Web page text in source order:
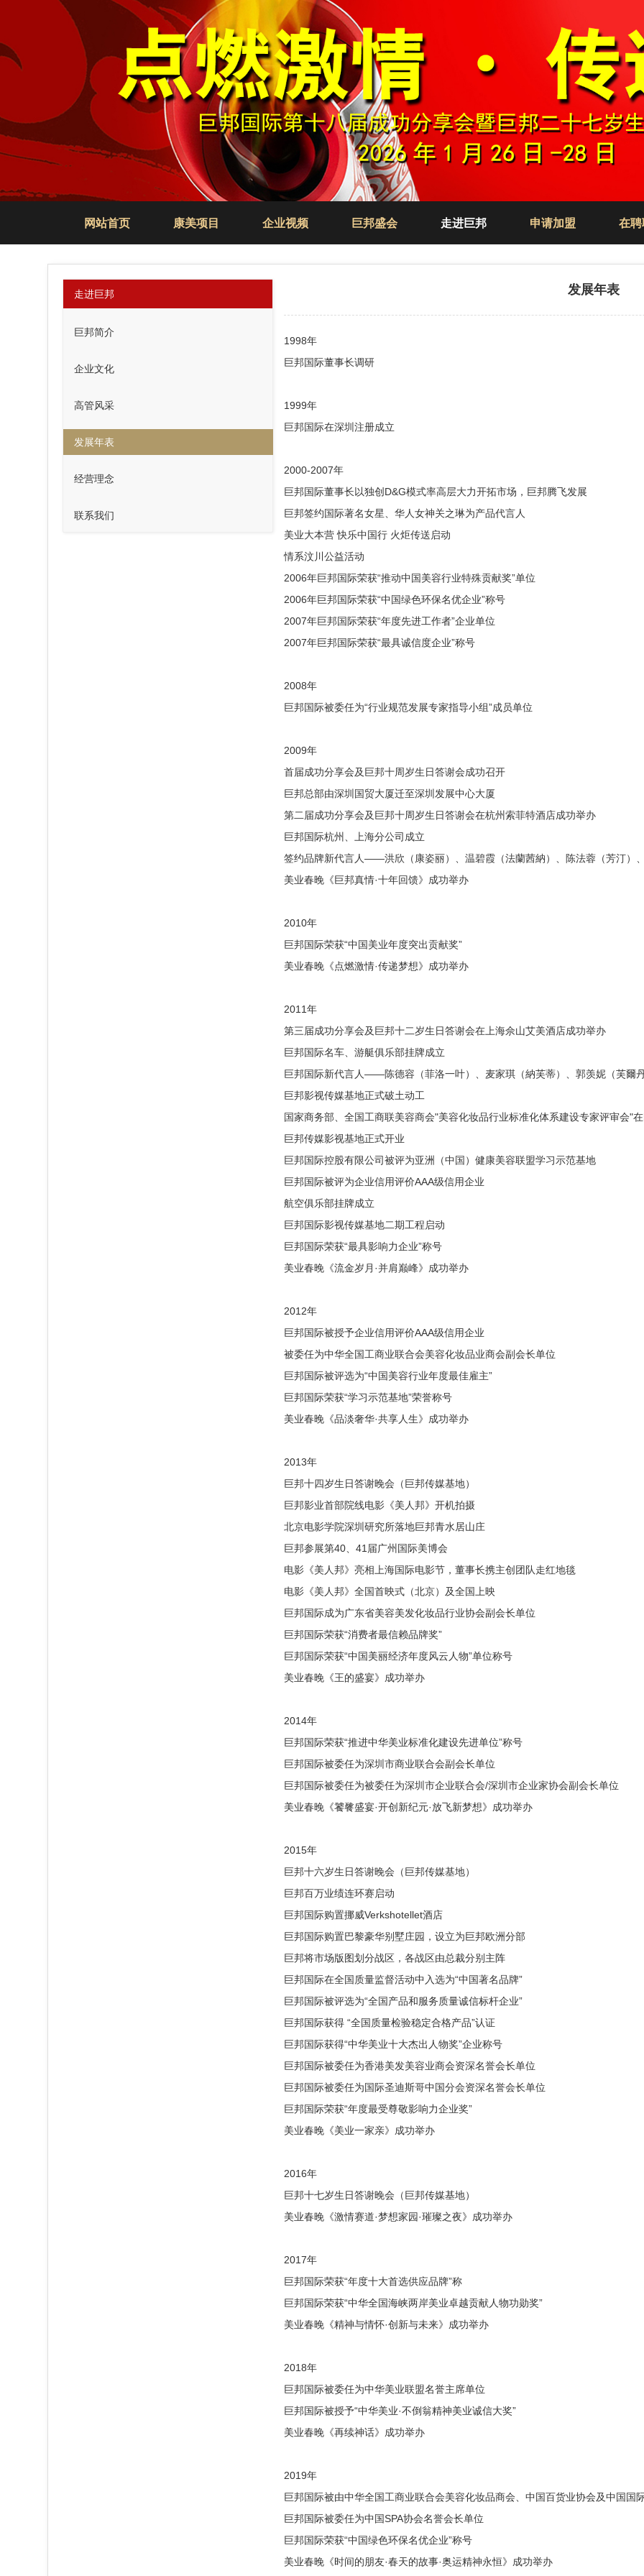
网站首页 康美项目 企业视频 巨邦盛会 走进巨邦 申请加盟 在
走进巨邦
巨邦简介
企业文化
高管风采
发展年表
经营理念
联系我们
发展年表
1998年
巨邦国际董事长调研
1999年
巨邦国际在深圳注册成立
2000-2007年
巨邦国际董事长以独创D&G模式率高层大力开拓市场，巨邦腾飞发展
巨邦签约国际著名女星、华人女神关之琳为产品代言人
美业大本营 快乐中国行 火炬传送启动
情系汶川公益活动
2006年巨邦国际荣获“推动中国美容行业特殊贡献奖”单位
2006年巨邦国际荣获“中国绿色环保名优企业”称号
2007年巨邦国际荣获“年度先进工作者”企业单位
2007年巨邦国际荣获“最具诚信度企业”称号
2008年
巨邦国际被委任为“行业规范发展专家指导小组”成员单位
2009年
首届成功分享会及巨邦十周岁生日答谢会成功召开
巨邦总部由深圳国贸大厦迁至深圳发展中心大厦
第二届成功分享会及巨邦十周岁生日答谢会在杭州索菲特酒店成功举办
巨邦国际杭州、上海分公司成立
签约品牌新代言人——洪欣（康姿丽）、温碧霞（法蘭茜納）、陈法蓉（芳汀）、
美业春晚《巨邦真情·十年回馈》成功举办
2010年
巨邦国际荣获“中国美业年度突出贡献奖”
美业春晚《点燃激情·传递梦想》成功举办
2011年
第三届成功分享会及巨邦十二岁生日答谢会在上海佘山艾美酒店成功举办
巨邦国际名车、游艇俱乐部挂牌成立
巨邦国际新代言人——陈德容（菲洛一叶）、麦家琪（納芙蒂）、郭羡妮（芙爾丹
巨邦影视传媒基地正式破土动工
国家商务部、全国工商联美容商会"美容化妆品行业标准化体系建设专家评审会"
巨邦传媒影视基地正式开业
巨邦国际控股有限公司被评为亚洲（中国）健康美容联盟学习示范基地
巨邦国际被评为企业信用评价AAA级信用企业
航空俱乐部挂牌成立
巨邦国际影视传媒基地二期工程启动
巨邦国际荣获“最具影响力企业”称号
美业春晚《流金岁月·并肩巅峰》成功举办
2012年
巨邦国际被授予企业信用评价AAA级信用企业
被委任为中华全国工商业联合会美容化妆品业商会副会长单位
巨邦国际被评选为“中国美容行业年度最佳雇主”
巨邦国际荣获“学习示范基地”荣誉称号
美业春晚《品淡奢华·共享人生》成功举办
2013年
巨邦十四岁生日答谢晚会（巨邦传媒基地）
巨邦影业首部院线电影《美人邦》开机拍摄
北京电影学院深圳研究所落地巨邦青水居山庄
巨邦参展第40、41届广州国际美博会
电影《美人邦》亮相上海国际电影节，董事长携主创团队走红地毯
电影《美人邦》全国首映式（北京）及全国上映
巨邦国际成为广东省美容美发化妆品行业协会副会长单位
巨邦国际荣获“消费者最信赖品牌奖”
巨邦国际荣获“中国美丽经济年度风云人物”单位称号
美业春晚《王的盛宴》成功举办
2014年
巨邦国际荣获“推进中华美业标准化建设先进单位”称号
巨邦国际被委任为深圳市商业联合会副会长单位
巨邦国际被委任为被委任为深圳市企业联合会/深圳市企业家协会副会长单位
美业春晚《饕餮盛宴·开创新纪元·放飞新梦想》成功举办
2015年
巨邦十六岁生日答谢晚会（巨邦传媒基地）
巨邦百万业绩连环赛启动
巨邦国际购置挪威Verkshotellet酒店
巨邦国际购置巴黎豪华别墅庄园，设立为巨邦欧洲分部
巨邦将市场版图划分战区，各战区由总裁分别主阵
巨邦国际在全国质量监督活动中入选为“中国著名品牌”
巨邦国际被评选为“全国产品和服务质量诚信标杆企业”
巨邦国际获得 “全国质量检验稳定合格产品”认证
巨邦国际获得“中华美业十大杰出人物奖”企业称号
巨邦国际被委任为香港美发美容业商会资深名誉会长单位
巨邦国际被委任为国际圣迪斯哥中国分会资深名誉会长单位
巨邦国际荣获“年度最受尊敬影响力企业奖”
美业春晚《美业一家亲》成功举办
2016年
巨邦十七岁生日答谢晚会（巨邦传媒基地）
美业春晚《激情赛道·梦想家园·璀璨之夜》成功举办
2017年
巨邦国际荣获“年度十大首选供应品牌”称
巨邦国际荣获“中华全国海峡两岸美业卓越贡献人物功勋奖”
美业春晚《精神与情怀·创新与未来》成功举办
2018年
巨邦国际被委任为中华美业联盟名誉主席单位
巨邦国际被授予“中华美业·不倒翁精神美业诚信大奖”
美业春晚《再续神话》成功举办
2019年
巨邦国际被由中华全国工商业联合会美容化妆品商会、中国百货业协会及中国
巨邦国际被委任为中国SPA协会名誉会长单位
巨邦国际荣获“中国绿色环保名优企业”称号
美业春晚《时间的朋友·春天的故事·奥运精神永恒》成功举办